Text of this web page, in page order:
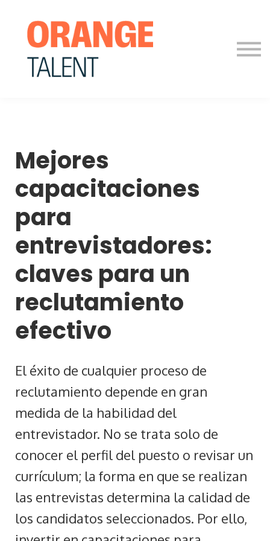
Blog
Contáctanos
Mejores
capacitaciones
para
entrevistadores:
claves para un
reclutamiento
efectivo
El éxito de cualquier proceso de
reclutamiento depende en gran
medida de la habilidad del
entrevistador. No se trata solo de
conocer el perfil del puesto o revisar un
currículum; la forma en que se realizan
las entrevistas determina la calidad de
los candidatos seleccionados. Por ello,